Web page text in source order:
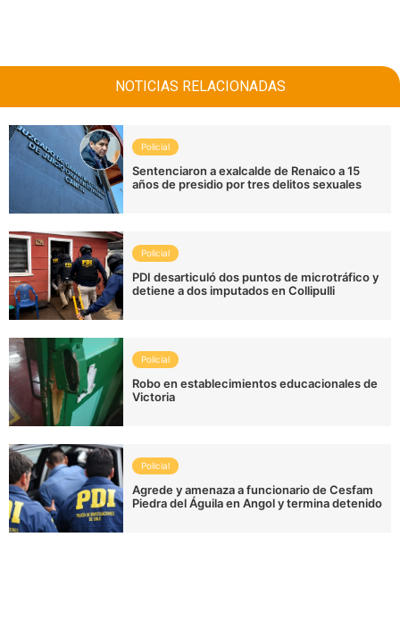
NOTICIAS RELACIONADAS
Policial
Sentenciaron a exalcalde de Renaico a 15
años de presidio por tres delitos sexuales
Policial
PDI desarticuló dos puntos de microtráfico y
detiene a dos imputados en Collipulli
Policial
Robo en establecimientos educacionales de
Victoria
Policial
Agrede y amenaza a funcionario de Cesfam
Piedra del Águila en Angol y termina detenido